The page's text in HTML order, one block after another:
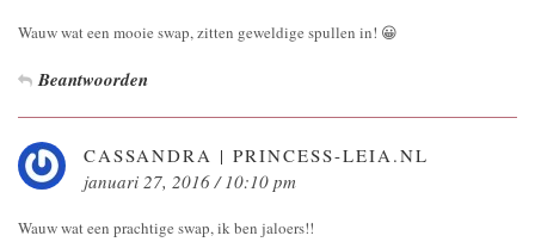
Wauw wat een mooie swap, zitten geweldige spullen in! 😀
Beantwoorden
CASSANDRA | PRINCESS-LEIA.NL
januari 27, 2016 / 10:10 pm
Wauw wat een prachtige swap, ik ben jaloers!!